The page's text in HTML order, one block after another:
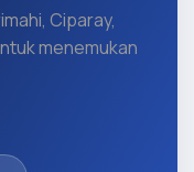
Ciparay,
menemukan